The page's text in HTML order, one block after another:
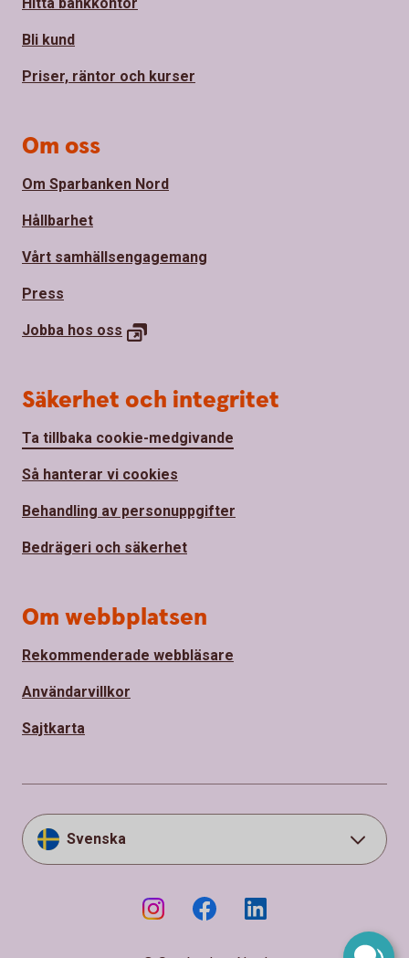
Hitta bankkontor
Bli kund
Priser, räntor och kurser
Om oss
Om Sparbanken Nord
Hållbarhet
Vårt samhällsengagemang
Press
Jobba hos oss
Säkerhet och integritet
Ta tillbaka cookie-medgivande
Så hanterar vi cookies
Behandling av personuppgifter
Bedrägeri och säkerhet
Om webbplatsen
Rekommenderade webbläsare
Användarvillkor
Sajtkarta
Svenska